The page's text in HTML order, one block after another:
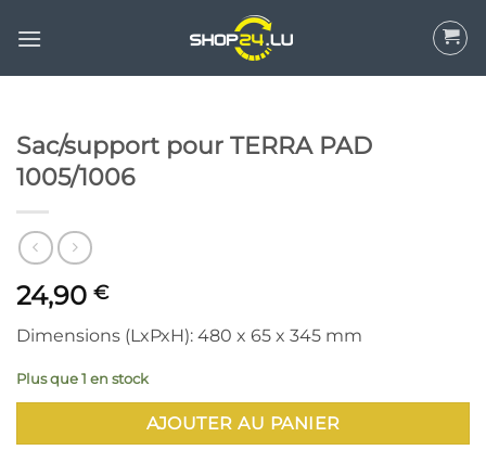
au
Sac/support pour TERRA PAD
1005/1006
24,90 €
Dimensions (LxPxH): 480 x 65 x 345 mm
Plus que 1 en stock
AJOUTER AU PANIER